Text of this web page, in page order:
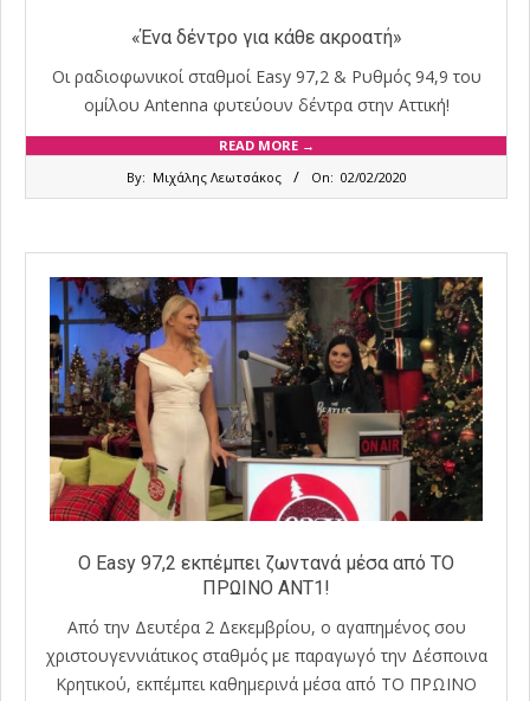
«Ένα δέντρο για κάθε ακροατή»
Oι ραδιοφωνικοί σταθμοί Easy 97,2 & Ρυθμός 94,9 του
ομίλου Antenna φυτεύουν δέντρα στην Αττική!
READ MORE →
By: Μιχάλης Λεωτσάκος On: 02/02/2020
O Easy 97,2 εκπέμπει ζωντανά μέσα από ΤΟ
ΠΡΩΙΝΟ ΑΝΤ1!
Από την Δευτέρα 2 Δεκεμβρίου, ο αγαπημένος σου
χριστουγεννιάτικος σταθμός με παραγωγό την Δέσποινα
Κρητικού, εκπέμπει καθημερινά μέσα από TO ΠΡΩΙΝΟ